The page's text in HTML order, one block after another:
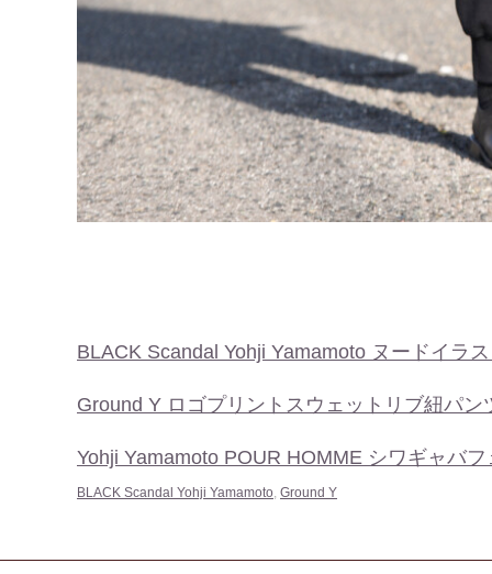
BLACK Scandal Yohji Yamamoto ヌードイラ
Ground Y ロゴプリントスウェットリブ紐パン
Yohji Yamamoto POUR HOMME シワギャバ
BLACK Scandal Yohji Yamamoto, Ground Y